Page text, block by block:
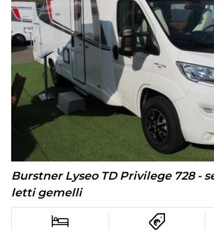
Burstner Lyseo TD Privilege 728 -
letti gemelli